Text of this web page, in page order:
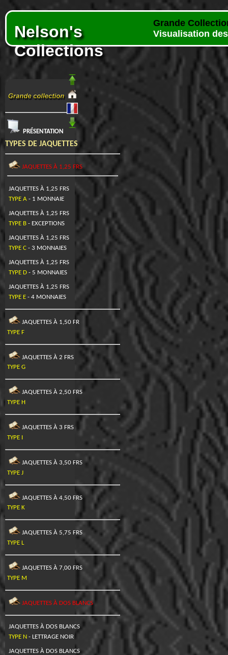
Nelson's
Collections
Grande
Visualisation
PRÉSENTATION
TYPES DE JAQUETTES
JAQUETTES À 1,25 FRS
JAQUETTES À 1,25 FRS
TYPE A - 1 MONNAIE
JAQUETTES À 1,25 FRS
TYPE B - EXCEPTIONS
JAQUETTES À 1,25 FRS
TYPE C - 3 MONNAIES
JAQUETTES À 1,25 FRS
TYPE D - 5 MONNAIES
JAQUETTES À 1,25 FRS
TYPE E - 4 MONNAIES
JAQUETTES À 1,50 FR
TYPE F
JAQUETTES À 2 FRS
TYPE G
JAQUETTES À 2,50 FRS
TYPE H
JAQUETTES À 3 FRS
TYPE I
JAQUETTES À 3,50 FRS
TYPE J
JAQUETTES À 4,50 FRS
TYPE K
JAQUETTES À 5,75 FRS
TYPE L
JAQUETTES À 7,00 FRS
TYPE M
JAQUETTES À DOS BLANCS
JAQUETTES À DOS BLANCS
TYPE N - LETTRAGE NOIR
JAQUETTES À DOS BLANCS